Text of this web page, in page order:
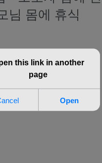
님 몸에 휴식